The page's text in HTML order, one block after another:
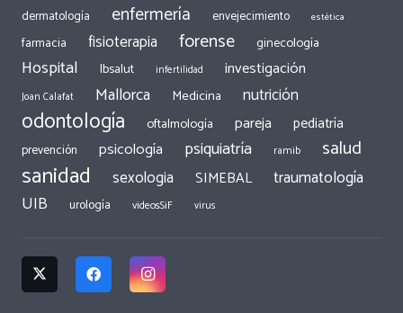
dermatología
enfermería envejecimiento estética
farmacia fisioterapia forense ginecología
Hospital Ibsalut infertilidad investigación
Joan Calafat Mallorca Medicina nutrición
odontología oftalmología pareja pediatría
prevención psicología psiquiatría ramib salud
sanidad sexologia SIMEBAL traumatología
UIB urología videosSiF virus